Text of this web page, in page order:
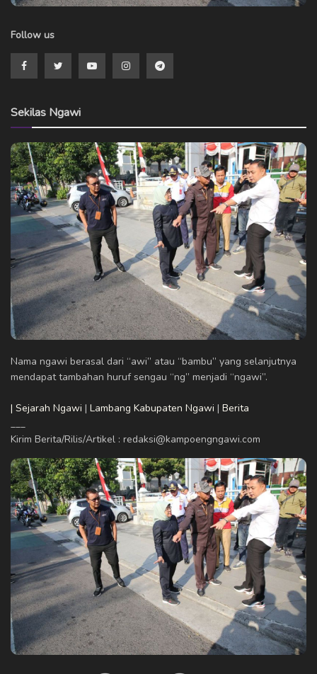
Follow us
Sekilas Ngawi
Nama ngawi berasal dari “awi” atau “bambu” yang selanjutnya
mendapat tambahan huruf sengau “ng” menjadi “ngawi”.
| Sejarah Ngawi | Lambang Kabupaten Ngawi | Berita
Kirim Berita/Rilis/Artikel : redaksi@kampoengngawi.com